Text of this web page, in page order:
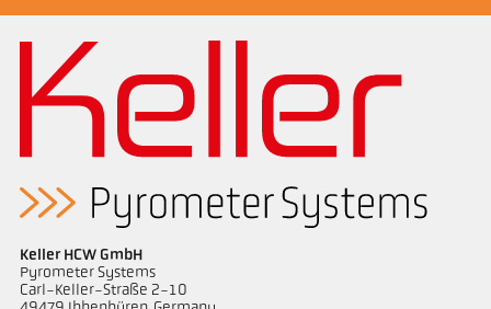
Keller HCW GmbH
Pyrometer Systems
Carl-Keller-Straße 2-10